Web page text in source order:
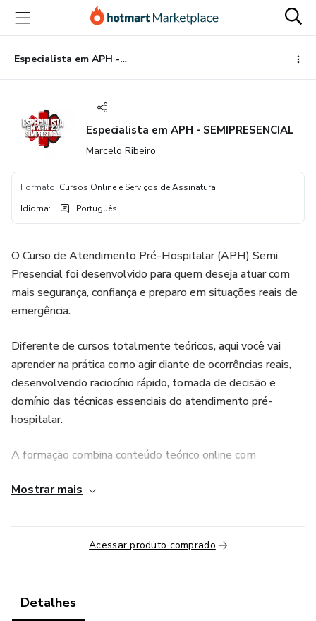
para
conteúdo
principal
para
pagamento
para
rodapé
Especialista em APH - SEMIPRESENCIAL
Especialista em APH - SEMIPRESENCIAL
Marcelo Ribeiro
Formato: Cursos Online e Serviços de Assinatura
Idioma: Português
O Curso de Atendimento Pré-Hospitalar (APH) Semi
Presencial foi desenvolvido para quem deseja atuar com
mais segurança, confiança e preparo em situações reais de
emergência.
Diferente de cursos totalmente teóricos, aqui você vai
aprender na prática como agir diante de ocorrências reais,
desenvolvendo raciocínio rápido, tomada de decisão e
domínio das técnicas essenciais do atendimento pré-
hospitalar.
A formação combina conteúdo teórico online com
simulações realistas de atendimento, semelhantes ao que
serviços como SAMU, rodovias e hospitais.
Mostrar mais
Acessar produto comprado
Detalhes